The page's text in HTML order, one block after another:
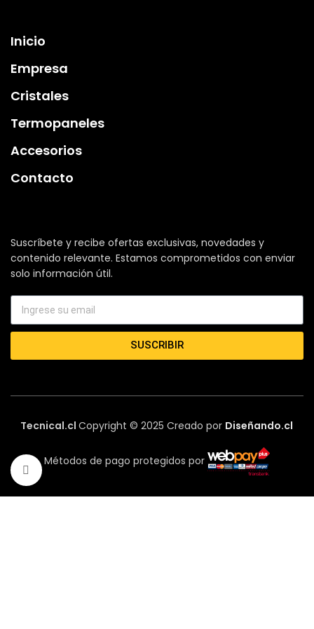
Haga Click para agrandar
Inicio
Empresa
Cristales
Termopaneles
Accesorios
Contacto
Suscríbete y recibe ofertas exclusivas, novedades y
contenido relevante. Estamos comprometidos con enviar
solo información útil.
SUSCRIBIR
Tecnical.clCopyright © 2025 Creado por Diseñando.cl
Métodos de pago protegidos por